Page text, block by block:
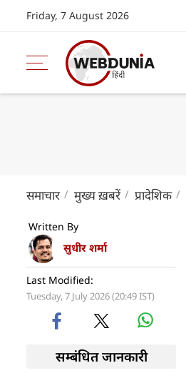
Friday, 7 August 2026
समाचार मुख्य ख़बरें प्रादेशिक
Written By
सुधीर शर्मा
Last Modified:
Tuesday, 7 July 2026 (20:49 IST)
सम्बंधित जानकारी